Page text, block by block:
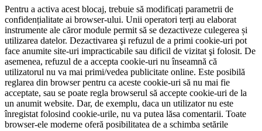
Pentru a activa acest blocaj, trebuie să modificați parametrii de
confidențialitate ai browser-ului. Unii operatori terți au elaborat
instrumente ale căror module permit să se dezactiveze culegerea și
utilizarea datelor. Dezactivarea şi refuzul de a primi cookie-uri pot
face anumite site-uri impracticabile sau dificil de vizitat şi folosit. De
asemenea, refuzul de a accepta cookie-uri nu înseamnă că
utilizatorul nu va mai primi/vedea publicitate online. Este posibilă
reglarea din browser pentru ca aceste cookie-uri să nu mai fie
acceptate, sau se poate regla browserul să accepte cookie-uri de la
un anumit website. Dar, de exemplu, daca un utilizator nu este
înregistat folosind cookie-urile, nu va putea lăsa comentarii. Toate
browser-ele moderne oferă posibilitatea de a schimba setările